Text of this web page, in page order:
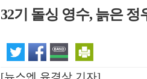
32기 돌싱 영수, 늙은 정